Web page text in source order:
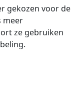
gekozen voor de
meer
ze gebruiken